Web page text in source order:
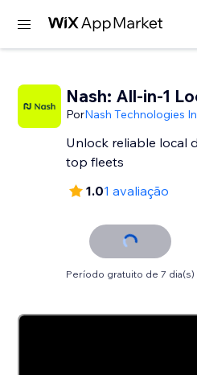
Nash: All-in-1
PorNash Technologies
Unlock reliable local
top fleets
1.01 avaliação
Período gratuito de 7 dia(s)